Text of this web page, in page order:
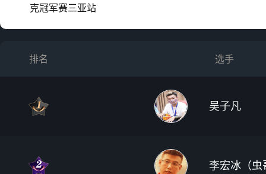
克冠军赛三亚站
排名 选手
吴子凡
李宏冰（虫